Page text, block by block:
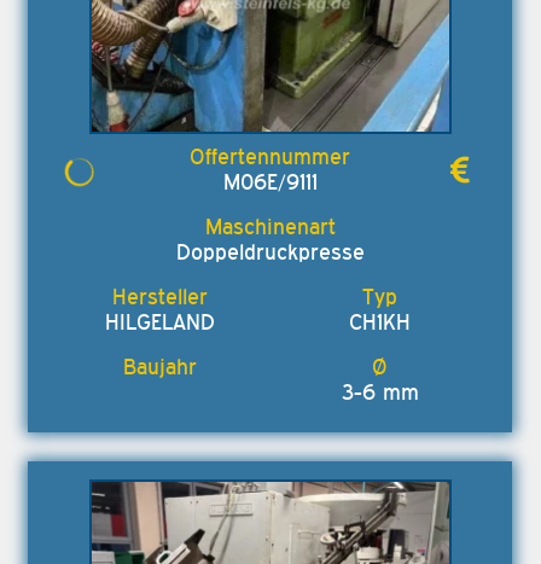
M06E/9111
Doppeldruckpresse
HILGELAND CH1KH
3-6 mm